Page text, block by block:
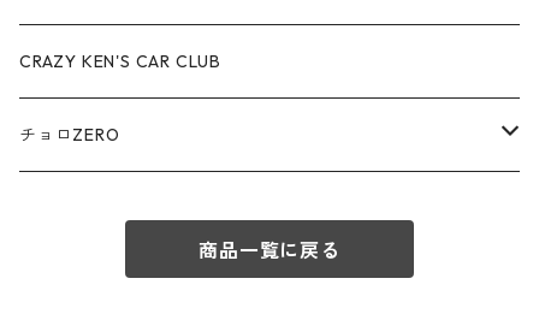
ロータス / LOTUS
三菱ふそう/ MITSUBISHI FUSO
赤箱 - 絶版（廃盤）トミカ No.110-119
TLV - No. LV-110-119
TLVN - No. LV-60-69
TLVN - No. LV-70-79
CRAZY KEN'S CAR CLUB
チョロZERO
チョロQZERO - No. Z-00-09
あぶない刑事
商品一覧に戻る